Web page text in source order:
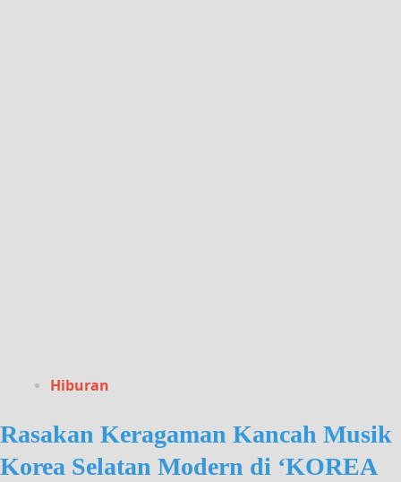
Hiburan
Rasakan Keragaman Kancah Musik
Korea Selatan Modern di ‘KOREA